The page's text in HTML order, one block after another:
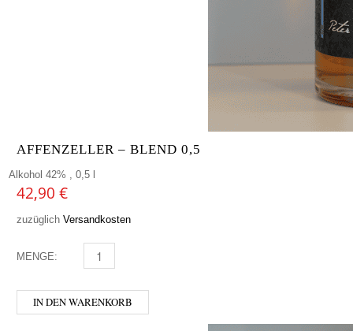
AFFENZELLER – BLEND 0,5
Alkohol 42% , 0,5 l
42,90 €
zuzüglich Versandkosten
MENGE: AFFENZELLER - BLEND 0,5 MENGE
IN DEN WARENKORB